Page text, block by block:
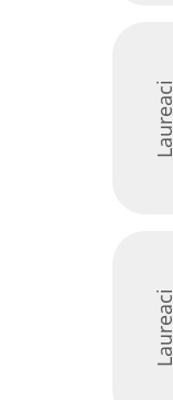
Laureaci
Laureaci